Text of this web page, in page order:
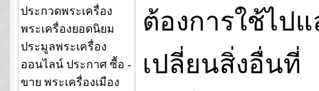
ประกวดพระเครื่อง
พระเครื่องยอดนิยม
ประมูลพระเครื่อง
ออนไลน์ ประกาศ ซื้อ -
ขาย พระเครื่องเมือง
ต้องการใช้ไป
เปลี่ยนสิ่งอื่นที่